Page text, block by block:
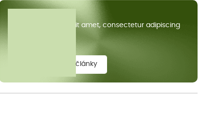
Lorem ipsum dolor sit amet, consectetur adipiscing
zobrazit všechny články